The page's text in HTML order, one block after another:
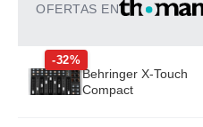
OFERTAS EN
-32%
Behringer X-Touch
Compact